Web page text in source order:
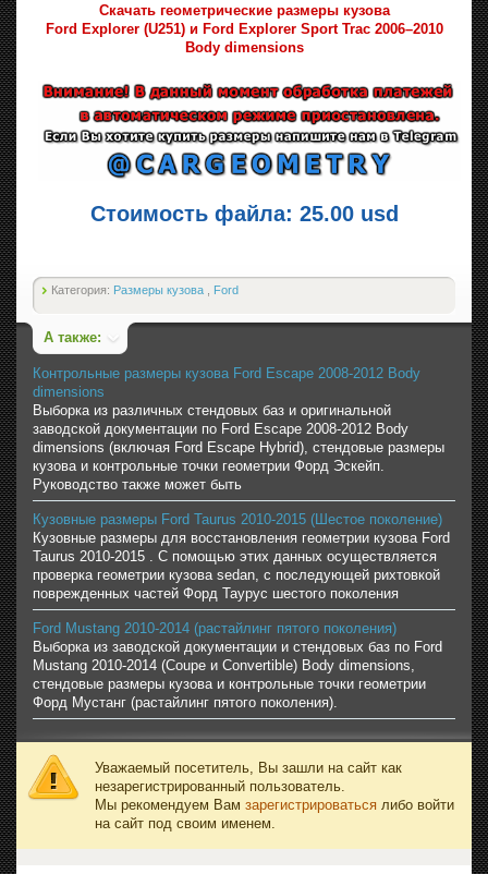
Скачать геометрические размеры кузова
Ford Explorer (U251) и Ford Explorer Sport Trac 2006–2010
Body dimensions
Стоимость файла: 25.00 usd
Категория: Размеры кузова Ford
А также:
Контрольные размеры кузова Ford Escape 2008-2012 Body
dimensions
Выборка из различных стендовых баз и оригинальной
заводской документации по Ford Escape 2008-2012 Body
dimensions (включая Ford Escape Hybrid), стендовые размеры
кузова и контрольные точки геометрии Форд Эскейп.
Руководство также может быть
Кузовные размеры Ford Taurus 2010-2015 (Шестое поколение)
Кузовные размеры для восстановления геометрии кузова Ford
Taurus 2010-2015 . С помощью этих данных осуществляется
проверка геометрии кузова sedan, с последующей рихтовкой
поврежденных частей Форд Таурус шестого поколения
Ford Mustang 2010-2014 (растайлинг пятого поколения)
Выборка из заводской документации и стендовых баз по Ford
Mustang 2010-2014 (Coupe и Convertible) Body dimensions,
стендовые размеры кузова и контрольные точки геометрии
Форд Мустанг (растайлинг пятого поколения).
Уважаемый посетитель, Вы зашли на сайт как
незарегистрированный пользователь.
Мы рекомендуем Вам зарегистрироваться либо войти
на сайт под своим именем.